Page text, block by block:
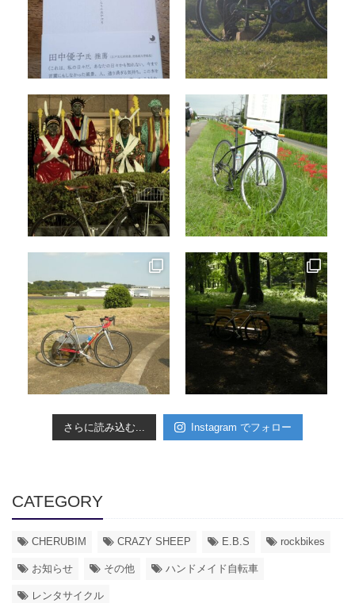
さらに読み込む... Instagram でフォロー
CATEGORY
CHERUBIM CRAZY SHEEP E.B.S rockbikes
お知らせ その他 ハンドメイド自転車
レンタサイクル